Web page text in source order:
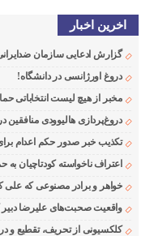
اخرین اخبار
گزارش ادعایی سازمان
دروغ اورژانسی در دانشگاه!
مخبر از هیچ لیست انتخاباتی
دروغ‌پردازی هالیوودی منافقین
تکذیب خبر صدور حکم اعدام
اعتراف ناخواسته کودتاچیان به
خواهر و برادر مصنوعی که علی
واقعیت صحبت‌های علیرضا
کلکسیونی از تحریف، تقطیع و